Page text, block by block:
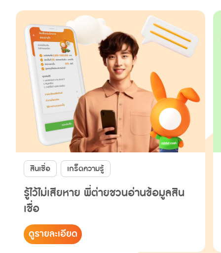
สินเชื่อ เกร็ดความรู้
รู้ไว้ไม่เสียหาย พี่ต่ายชวนอ่านข้อมูลสิน
เชื่อ
ดูรายละเอียด